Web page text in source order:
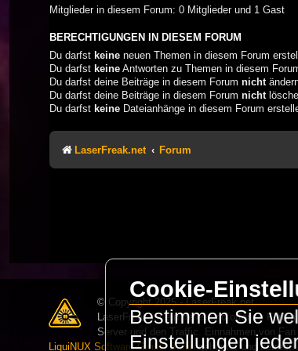
Mitglieder in diesem Forum: 0 Mitglieder und 1 Gast
BERECHTIGUNGEN IN DIESEM FORUM
Du darfst keine neuen Themen in diesem Forum
Du darfst keine Antworten zu Themen in diesem
Du darfst deine Beiträge in diesem Forum nicht
Du darfst deine Beiträge in diesem Forum nicht
Du darfst keine Dateianhänge in diesem Forum
LaserFreak.net Forum
© Copyright 2025 - LaserFreak.net
LaserFreak ist ein freies und offenes
Server und den Traffic. Einnahmen von
LiquiNUX Software GmbH Berlingehostet und
Cookie-
Bestimmen Sie
Einstellungen